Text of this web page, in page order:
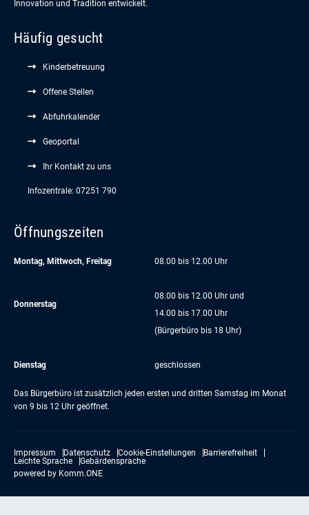
Innovation und Tradition entwickelt.
Häufig gesucht
Kinderbetreuung
Offene Stellen
Abfuhrkalender
Geoportal
Ihr Kontakt zu uns
Infozentrale: 07251 790
Öffnungszeiten
Montag, Mittwoch, Freitag 08.00 bis 12.00 Uhr
Donnerstag
08.00 bis 12.00 Uhr und
14.00 bis 17.00 Uhr
(Bürgerbüro bis 18 Uhr)
Dienstag geschlossen
Das Bürgerbüro ist zusätzlich jeden ersten und dritten Samstag im Monat
von 9 bis 12 Uhr geöffnet.
Impressum Datenschutz Cookie-Einstellungen
Barrierefreiheit
Leichte Sprache
Gebärdensprache
powered by Komm.ONE